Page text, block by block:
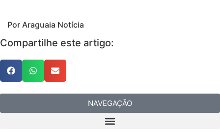
Por Araguaia Notícia
Compartilhe este artigo:
NAVEGAÇÃO